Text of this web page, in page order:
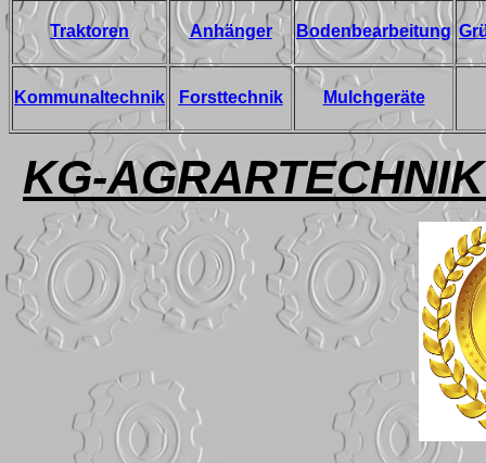
Traktoren Anhänger Bodenbearbeitung
Kommunaltechnik Forsttechnik Mulchgeräte
KG-